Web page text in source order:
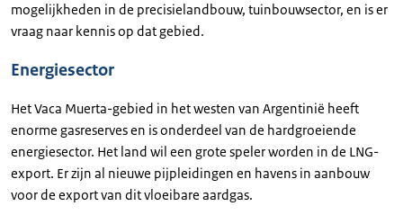
mogelijkheden in de precisielandbouw, tuinbouwsector, en is er
vraag naar kennis op dat gebied.
Energiesector
Het Vaca Muerta-gebied in het westen van Argentinië heeft
enorme gasreserves en is onderdeel van de hardgroeiende
energiesector. Het land wil een grote speler worden in de LNG-
export. Er zijn al nieuwe pijpleidingen en havens in aanbouw
voor de export van dit vloeibare aardgas.